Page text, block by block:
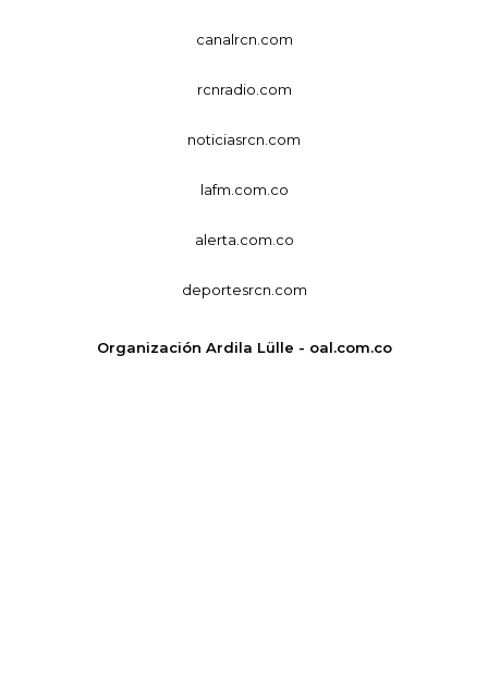
canalrcn.com
rcnradio.com
noticiasrcn.com
lafm.com.co
alerta.com.co
deportesrcn.com
Organización Ardila Lülle - oal.com.co